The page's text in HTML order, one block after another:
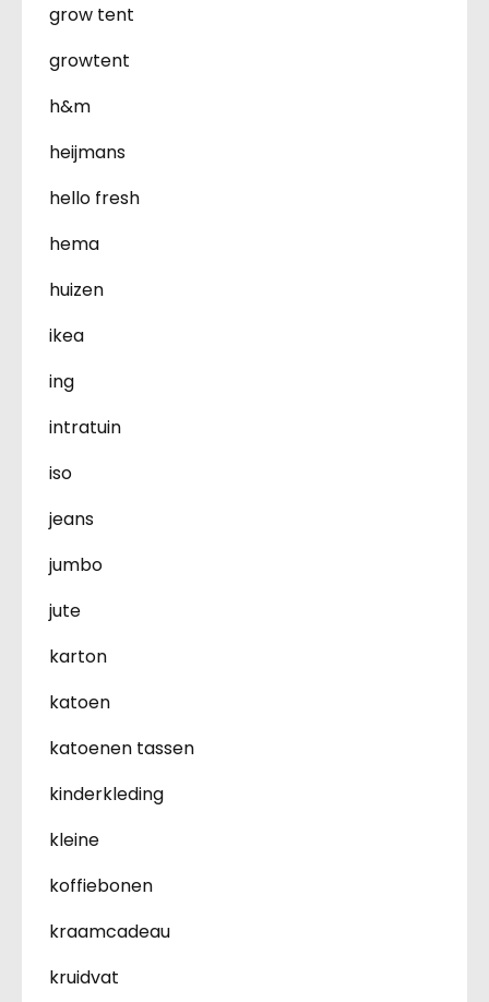
grow tent
growtent
h&m
heijmans
hello fresh
hema
huizen
ikea
ing
intratuin
iso
jeans
jumbo
jute
karton
katoen
katoenen tassen
kinderkleding
kleine
koffiebonen
kraamcadeau
kruidvat